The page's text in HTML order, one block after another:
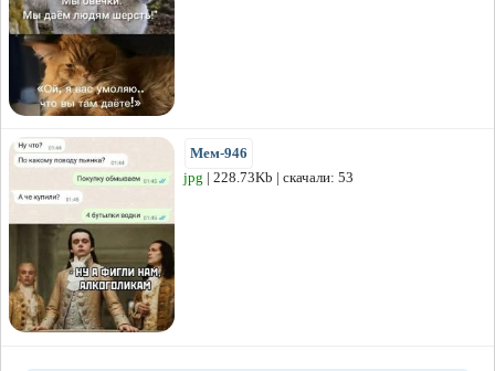
Мем-946
jpg | 228.73Kb | скачали: 53